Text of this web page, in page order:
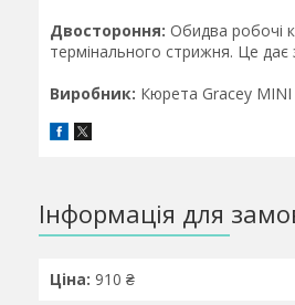
Двостороння: Обидва робочі
термінального стрижня. Це
Виробник: Кюрета Gracey MINI
Інформація для
Ціна: 910 ₴